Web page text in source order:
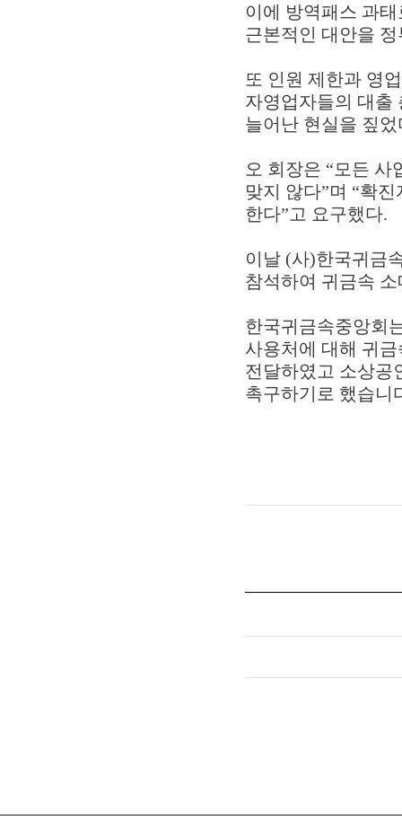
이에 방역패스 과
근본적인 대안을
또 인원 제한과 영
자영업자들의 대출
늘어난 현실을 짚었
오 회장은 “모든
맞지 않다”며 “확
한다”고 요구했다.
이날 (사)한국귀금
참석하여 귀금속
한국귀금속중앙회
사용처에 대해 귀
전달하였고 소상공
촉구하기로 했습니